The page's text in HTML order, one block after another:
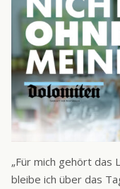
„Für mich gehört das
bleibe ich über das